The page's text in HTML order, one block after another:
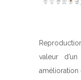
valeur
amélioration